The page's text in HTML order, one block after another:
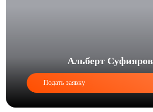
Альберт Суфияров
Подать заявку